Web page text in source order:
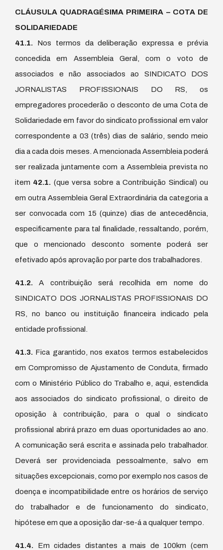
CLÁUSULA QUADRAGÉSIMA PRIMEIRA – COTA DE
SOLIDARIEDADE
41.1. Nos termos da deliberação expressa e prévia
concedida em Assembleia Geral, com o voto de
associados e não associados ao SINDICATO DOS
JORNALISTAS PROFISSIONAIS DO RS, os
empregadores procederão o desconto de uma Cota de
Solidariedade em favor do sindicato profissional em valor
correspondente a 03 (três) dias de salário, sendo meio
dia a cada dois meses. A mencionada Assembleia poderá
ser realizada juntamente com a Assembleia prevista no
item 42.1. (que versa sobre a Contribuição Sindical) ou
em outra Assembleia Geral Extraordinária da categoria a
ser convocada com 15 (quinze) dias de antecedência,
especificamente para tal finalidade, ressaltando, porém,
que o mencionado desconto somente poderá ser
efetivado após aprovação por parte dos trabalhadores.
41.2. A contribuição será recolhida em nome do
SINDICATO DOS JORNALISTAS PROFISSIONAIS DO
RS, no banco ou instituição financeira indicado pela
entidade profissional.
41.3. Fica garantido, nos exatos termos estabelecidos
em Compromisso de Ajustamento de Conduta, firmado
com o Ministério Público do Trabalho e, aqui, estendida
aos associados do sindicato profissional, o direito de
oposição à contribuição, para o qual o sindicato
profissional abrirá prazo em duas oportunidades ao ano.
A comunicação será escrita e assinada pelo trabalhador.
Deverá ser providenciada pessoalmente, salvo em
situações excepcionais, como por exemplo nos casos de
doença e incompatibilidade entre os horários de serviço
do trabalhador e de funcionamento do sindicato,
hipótese em que a oposição dar-se-á a qualquer tempo.
41.4. Em cidades distantes a mais de 100km (cem